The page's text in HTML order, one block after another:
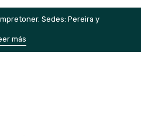
Sedes: Pereira y
más